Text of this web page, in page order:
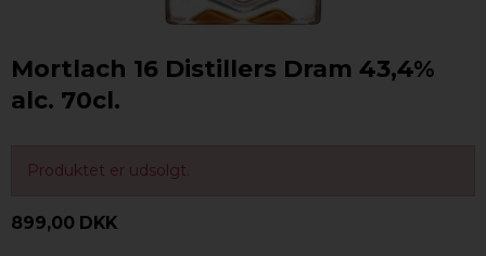
Mortlach 16 Distillers Dram 43,4%
alc. 70cl.
Produktet er udsolgt.
899,00 DKK